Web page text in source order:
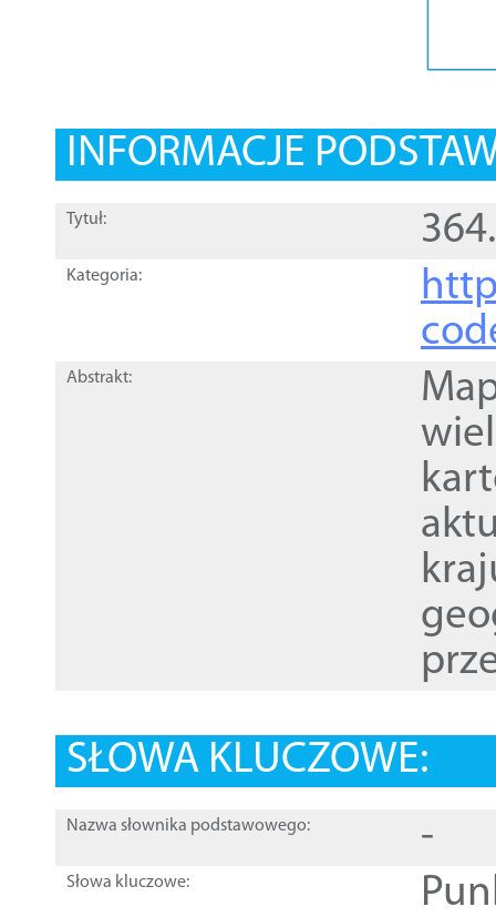
INFORMACJE
Tytuł:
Kategoria:
Abstrakt:
SŁOWA KLUCZOWE:
Nazwa słownika podstawowego: -
Słowa kluczowe: